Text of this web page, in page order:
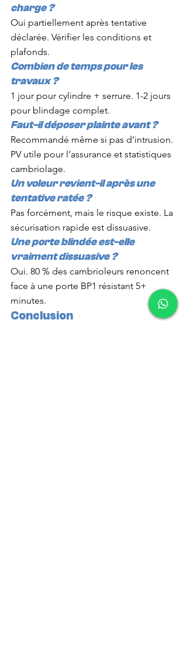
charge ?
Oui partiellement après tentative
déclarée. Vérifier les conditions et
plafonds.
Combien de temps pour les
travaux ?
1 jour pour cylindre + serrure. 1-2 jours
pour blindage complet.
Faut-il déposer plainte avant ?
Recommandé même si pas d’intrusion.
PV utile pour l’assurance et statistiques
cambriolage.
Un voleur revient-il après une
tentative ratée ?
Pas forcément, mais le risque existe. La
sécurisation rapide est dissuasive.
Une porte blindée est-elle
vraiment dissuasive ?
Oui. 80 % des cambrioleurs renoncent
face à une porte BP1 résistant 5+
minutes.
Conclusion